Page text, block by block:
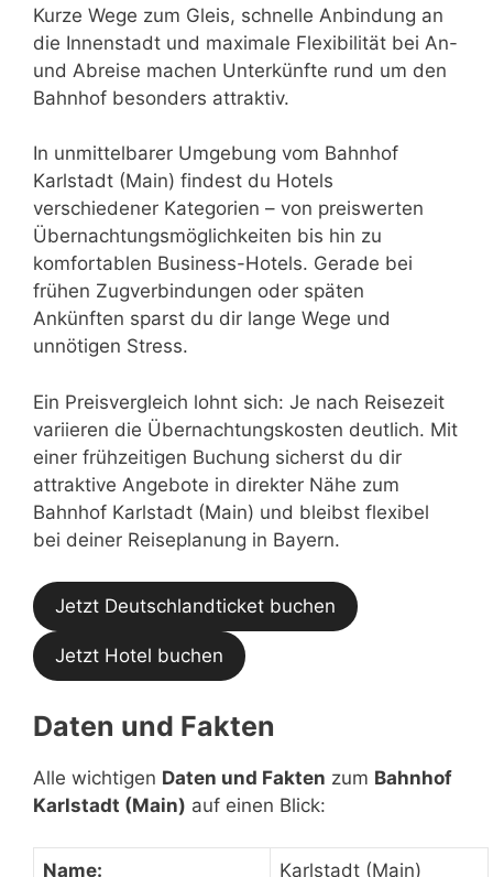
Kurze Wege zum Gleis, schnelle Anbindung an
die Innenstadt und maximale Flexibilität bei An-
und Abreise machen Unterkünfte rund um den
Bahnhof besonders attraktiv.
In unmittelbarer Umgebung vom Bahnhof
Karlstadt (Main) findest du Hotels
verschiedener Kategorien – von preiswerten
Übernachtungsmöglichkeiten bis hin zu
komfortablen Business-Hotels. Gerade bei
frühen Zugverbindungen oder späten
Ankünften sparst du dir lange Wege und
unnötigen Stress.
Ein Preisvergleich lohnt sich: Je nach Reisezeit
variieren die Übernachtungskosten deutlich. Mit
einer frühzeitigen Buchung sicherst du dir
attraktive Angebote in direkter Nähe zum
Bahnhof Karlstadt (Main) und bleibst flexibel
bei deiner Reiseplanung in Bayern.
Jetzt Deutschlandticket buchen
Jetzt Hotel buchen
Daten und Fakten
Alle wichtigen Daten und Fakten zum Bahnhof
Karlstadt (Main) auf einen Blick:
Name: Karlstadt (Main)